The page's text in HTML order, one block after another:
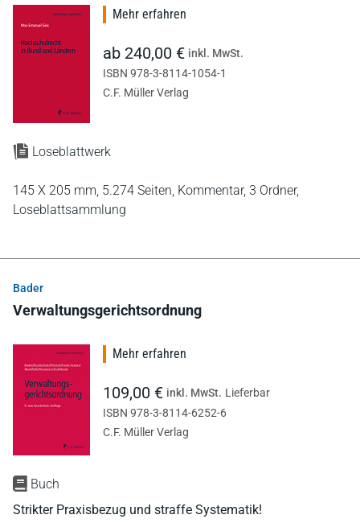
Loseblattwerk
145 X 205 mm, 5.274 Seiten, Kommentar, 3 Ordner,
Loseblattsammlung
Mehr erfahren
ab 240,00 € inkl. MwSt.
ISBN 978-3-8114-1054-1
C.F. Müller Verlag
Bader
Verwaltungsgerichtsordnung
Buch
Strikter Praxisbezug und straffe Systematik!
Mehr erfahren
109,00 € inkl. MwSt. Lieferbar
ISBN 978-3-8114-6252-6
C.F. Müller Verlag